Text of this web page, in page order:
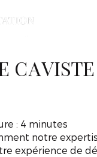
: 4 minutes
notre
expérience de